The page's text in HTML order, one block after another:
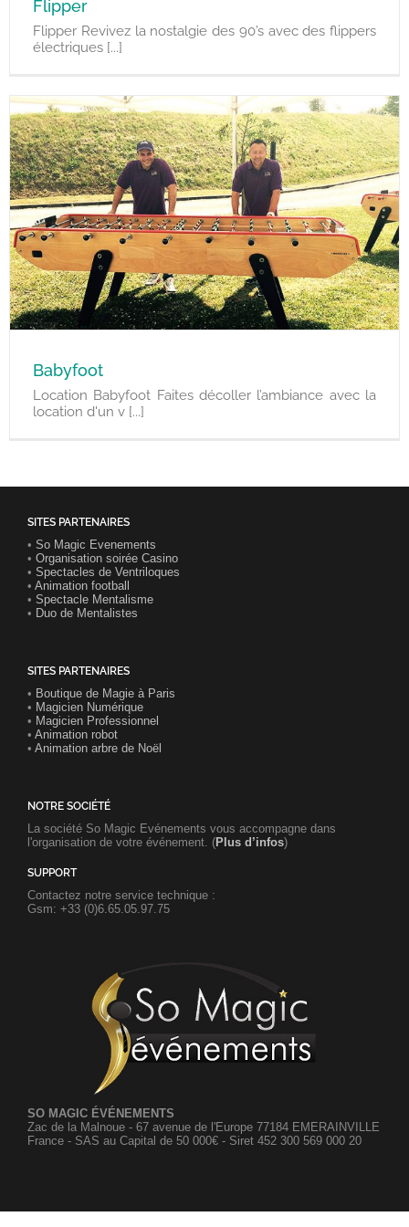
Flipper
Flipper Revivez la nostalgie des 90’s avec des flippers
électriques [...]
Babyfoot
Location Babyfoot Faites décoller l’ambiance avec la
location d'un v [...]
SITES PARTENAIRES
• So Magic Evenements
• Organisation soirée Casino
• Spectacles de Ventriloques
• Animation football
• Spectacle Mentalisme
• Duo de Mentalistes
SITES PARTENAIRES
• Boutique de Magie à Paris
• Magicien Numérique
• Magicien Professionnel
• Animation robot
• Animation arbre de Noël
NOTRE SOCIÉTÉ
La société So Magic Evénements vous accompagne dans
l'organisation de votre événement. (Plus d’infos)
SUPPORT
Contactez notre service technique :
Gsm: +33 (0)6.65.05.97.75
SO MAGIC ÉVÉNEMENTS
Zac de la Malnoue - 67 avenue de l'Europe 77184 EMERAINVILLE
France - SAS au Capital de 50 000€ - Siret 452 300 569 000 20